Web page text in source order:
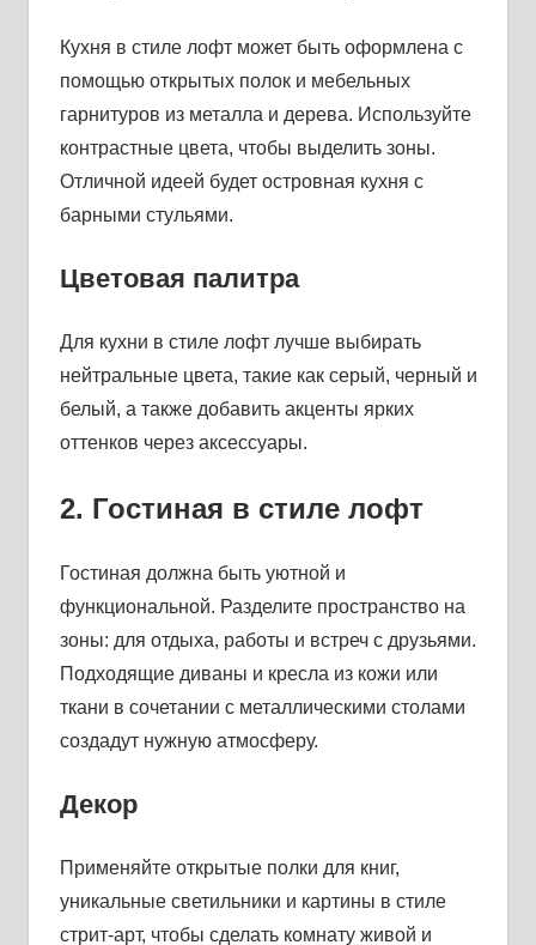
Кухня в стиле лофт может быть оформлена с
помощью открытых полок и мебельных
гарнитуров из металла и дерева. Используйте
контрастные цвета, чтобы выделить зоны.
Отличной идеей будет островная кухня с
барными стульями.
Цветовая палитра
Для кухни в стиле лофт лучше выбирать
нейтральные цвета, такие как серый, черный и
белый, а также добавить акценты ярких
оттенков через аксессуары.
2. Гостиная в стиле лофт
Гостиная должна быть уютной и
функциональной. Разделите пространство на
зоны: для отдыха, работы и встреч с друзьями.
Подходящие диваны и кресла из кожи или
ткани в сочетании с металлическими столами
создадут нужную атмосферу.
Декор
Применяйте открытые полки для книг,
уникальные светильники и картины в стиле
стрит-арт, чтобы сделать комнату живой и